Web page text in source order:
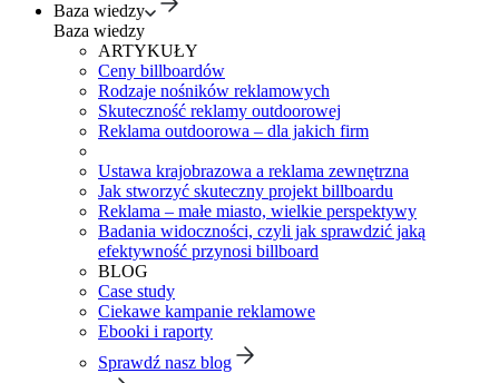
Baza wiedzy
Baza wiedzy
ARTYKUŁY
Ceny billboardów
Rodzaje nośników reklamowych
Skuteczność reklamy outdoorowej
Reklama outdoorowa – dla jakich firm
Ustawa krajobrazowa a reklama zewnętrzna
Jak stworzyć skuteczny projekt billboardu
Reklama – małe miasto, wielkie perspektywy
Badania widoczności, czyli jak sprawdzić jaką
efektywność przynosi billboard
BLOG
Case study
Ciekawe kampanie reklamowe
Ebooki i raporty
Sprawdź nasz blog